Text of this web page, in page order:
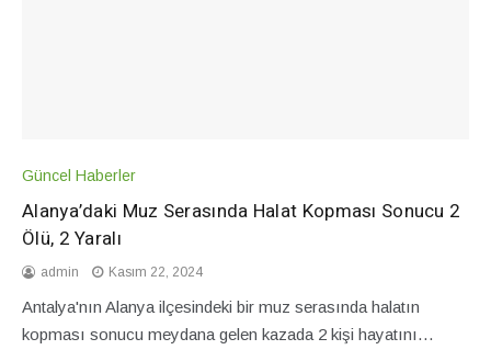
Güncel Haberler
Alanya’daki Muz Serasında Halat Kopması Sonucu 2
Ölü, 2 Yaralı
admin Kasım 22, 2024
Antalya'nın Alanya ilçesindeki bir muz serasında halatın
kopması sonucu meydana gelen kazada 2 kişi hayatını…